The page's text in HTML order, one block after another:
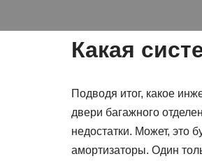
Какая
Подводя итог, какое
двери багажного
недостатки. Может, это
амортизаторы. Один